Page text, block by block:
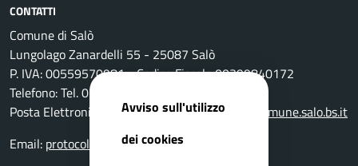
CONTATTI
Comune di Salò
Lungolago Zanardelli 55 - 25087 Salò
P. IVA: 00559570981 - Codice Fiscale 00399840172
Telefono: Tel. 0365-296801
Posta Elettronica Certificata:protocollo@pec.comune.salo.bs.it
Email: protocollo@comune.salo.bs.it
Avviso sull'utilizzo
dei cookies